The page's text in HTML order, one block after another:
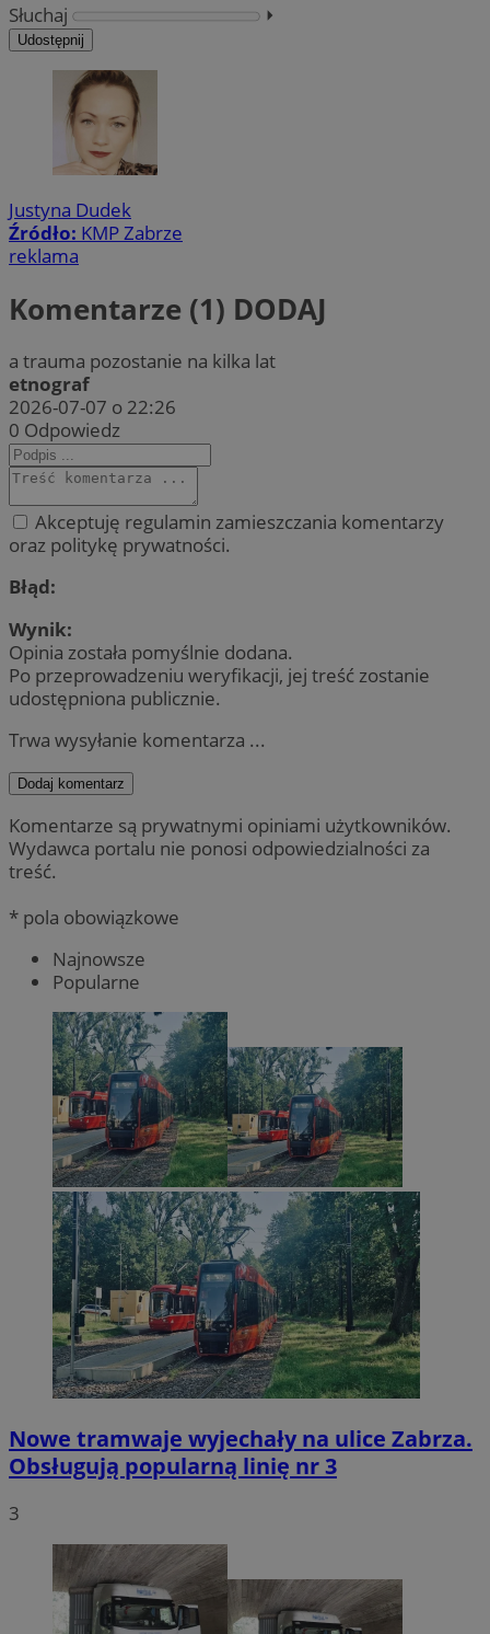
Słuchaj ⏵︎
Udostępnij
Justyna Dudek
Źródło: KMP Zabrze
reklama
Komentarze (1) DODAJ
a trauma pozostanie na kilka lat
etnograf
2026-07-07 o 22:26
0 Odpowiedz
Akceptuję regulamin zamieszczania komentarzy
oraz politykę prywatności.
Błąd:
Wynik:
Opinia została pomyślnie dodana.
Po przeprowadzeniu weryfikacji, jej treść zostanie
udostępniona publicznie.
Trwa wysyłanie komentarza ...
Dodaj komentarz
Komentarze są prywatnymi opiniami użytkowników.
Wydawca portalu nie ponosi odpowiedzialności za
treść.
* pola obowiązkowe
Najnowsze
Popularne
Nowe tramwaje wyjechały na ulice Zabrza.
Obsługują popularną linię nr 3
3